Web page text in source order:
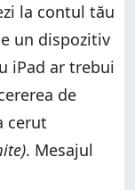
la contul tău
un dispozitiv
iPad ar trebui
de
cerut
. Mesajul